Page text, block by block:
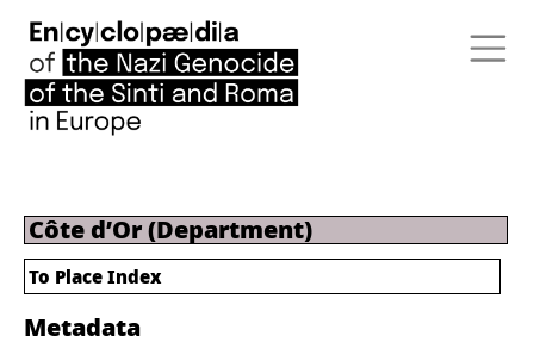
Côte d’Or (Department)
Metadata
To Place Index